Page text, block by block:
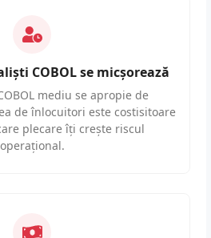
COBOL se micșorează
mediu se apropie de
de înlocuitori este costisitoare
plecare îți crește riscul
operațional.